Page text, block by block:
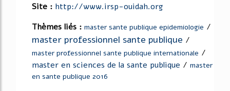
Site : http://www.irsp-ouidah.org
Thèmes liés : master sante publique epidemiologie /
master professionnel sante publique /
master professionnel sante publique internationale /
master en sciences de la sante publique / master
en sante publique 2016